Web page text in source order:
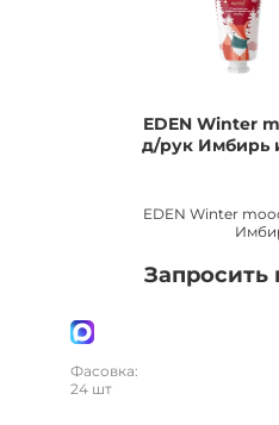
EDEN Winter
д/рук Имбирь
EDEN Winter
Запросить
Фасовка:
24 шт